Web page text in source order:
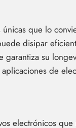
que lo
disipar
garantiza su
de
electrónicos